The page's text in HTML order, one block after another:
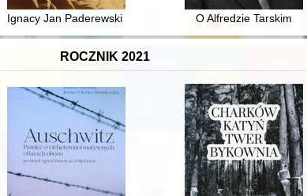
mieszczańskich (w świetle inwentarzy pośmiertnych z
Ignacy Jan Paderewski (1860-1941) : Polak, Europejczyk,
O Alfredzie Tarskim
ROCZNIK 2021